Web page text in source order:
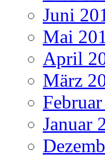
Juni
Mai
April
März
Januar